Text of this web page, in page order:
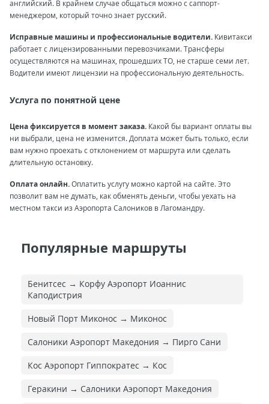
английский. В крайнем случае общаться можно с саппорт-
менеджером, который точно знает русский.
Исправные машины и профессиональные водители. Кивитакси
работает с лицензированными перевозчиками. Трансферы
осуществляются на машинах, прошедших ТО, не старше семи лет.
Водители имеют лицензии на профессиональную деятельность.
Услуга по понятной цене
Цена фиксируется в момент заказа. Какой бы вариант оплаты вы
ни выбрали, цена не изменится. Доплата может быть только, если
вам нужно проехать с отклонением от маршрута или сделать
длительную остановку.
Оплата онлайн.Оплатить услугу можно картой на сайте. Это
позволит вам не думать, как обменять деньги, чтобы уехать на
местном такси из Аэропорта Салоников в Лагомандру.
Популярные маршруты
Бенитсес → Корфу Аэропорт Иоаннис
Каподистрия
Новый Порт Миконос → Миконос
Салоники Аэропорт Македония → Пирго Сани
Кос Аэропорт Гиппократес → Кос
Геракини → Салоники Аэропорт Македония